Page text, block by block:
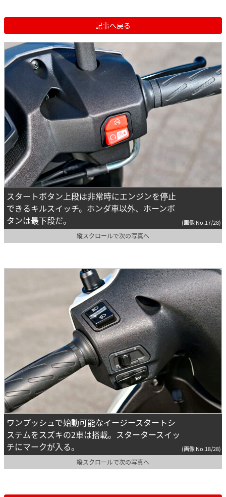
記事へ戻る
スタートボタン上段は非常時にエンジンを停止
できるキルスイッチ。ホンダ車以外、ホーンボ
タンは最下段だ。
(画像 No.17/28)
縦スクロールで次の写真へ
ワンプッシュで始動可能なイージースタートシ
ステムをスズキの2車は搭載。スタータースイッ
チにマークが入る。
(画像 No.18/28)
縦スクロールで次の写真へ